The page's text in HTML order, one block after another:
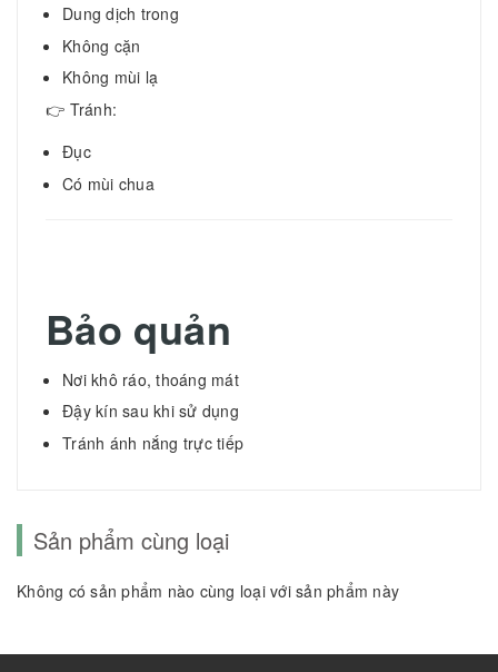
Dung dịch trong
Không cặn
Không mùi lạ
👉 Tránh:
Đục
Có mùi chua
Bảo quản
Nơi khô ráo, thoáng mát
Đậy kín sau khi sử dụng
Tránh ánh nắng trực tiếp
Sản phẩm cùng loại
Không có sản phẩm nào cùng loại với sản phẩm này